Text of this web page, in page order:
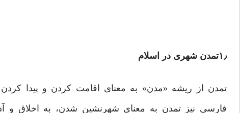
۱٫تمدن شهری در اسلام
فارسی نیز تمدن به معنای شهرنشین شدن، به اخلاق و